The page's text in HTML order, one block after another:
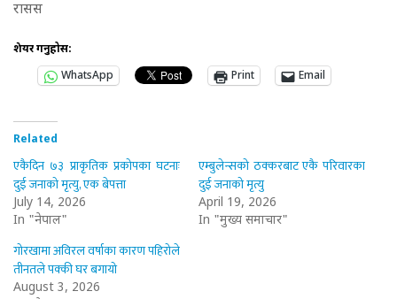
रासस
शेयर गर्नुहोस:
WhatsApp
Print Email
Related
एकैदिन ७३ प्राकृतिक प्रकोपका घटनाः
दुई जनाको मृत्यु, एक बेपत्ता
July 14, 2026
In "नेपाल"
एम्बुलेन्सको ठक्करबाट एकै परिवारका
दुई जनाको मृत्यु
April 19, 2026
In "मुख्य समाचार"
गोरखामा अविरल वर्षाका कारण पहिरोले
तीनतले पक्की घर बगायो
August 3, 2026